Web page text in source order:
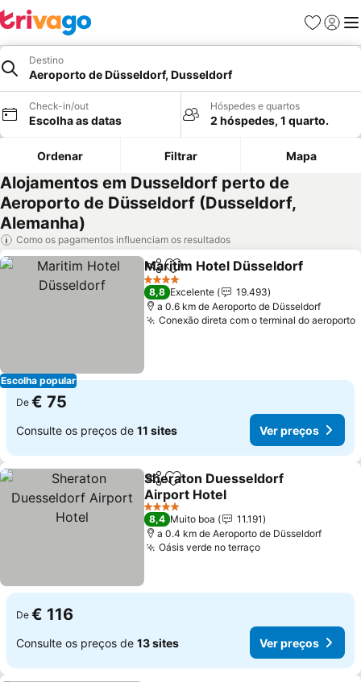
Favoritos
Iniciar
Destino
Aeroporto de Düsseldorf, Dusseldorf
Check-in/out
Escolha as datas
Hóspedes e quartos
2 hóspedes, 1 quarto.
Ordenar Filtrar Mapa
Alojamentos em Dusseldorf perto de
Aeroporto de Düsseldorf (Dusseldorf,
Alemanha)
Como os pagamentos influenciam os resultados
Escolha popular
PartilharAdicionar aos favoritos
Maritim Hotel Düsseldorf
4 Estrelas
8,8 Excelente
19.493
a 0.6 km de Aeroporto de Düsseldorf
Conexão direta com o terminal do aeroporto
De € 75
Consulte os preços de 11 sites Ver preços
PartilharAdicionar aos favoritos
Sheraton Duesseldorf
Airport Hotel
Ver preços
4 Estrelas
8,4 Muito boa
11.191
a 0.4 km de Aeroporto de Düsseldorf
Oásis verde no terraçoVer preços
De € 116
Consulte os preços de 13 sites Ver preços